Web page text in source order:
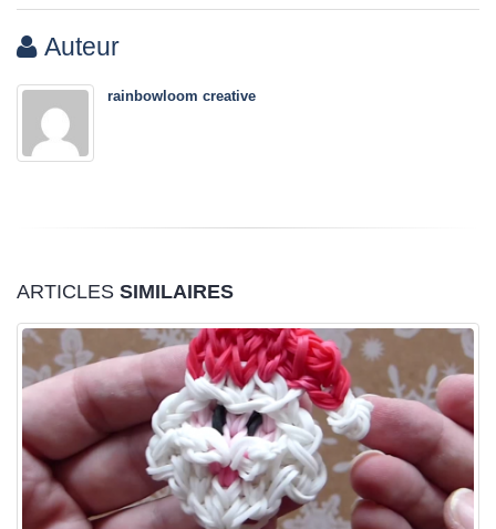
Auteur
rainbowloom creative
ARTICLES SIMILAIRES